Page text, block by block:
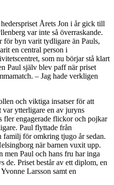
Årets Jon i år gick till
var inte så överraskande.
för byn varit tydligare än Pauls,
en central person i
som nu börjar stå klart
Paul själv blev paff när priset
– Jag hade verkligen
och viktiga insatser för att
var ytterligare en av juryns
engagerade flickor och pojkar
Paul flyttade från
för omkring tjugo år sedan.
när barnen vuxit upp.
men Paul och hans fru har inga
de. Priset består av ett diplom, en
Larsson samt en